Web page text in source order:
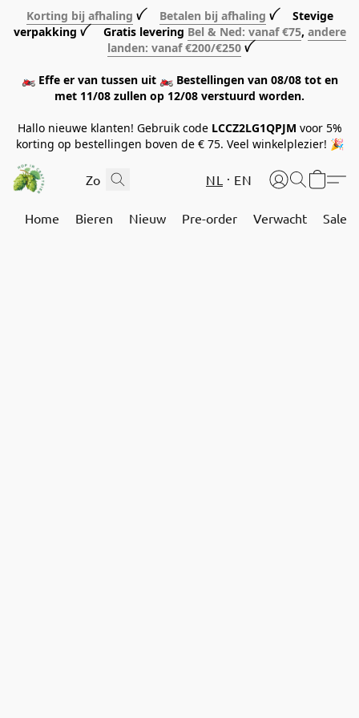
Korting bij afhaling ꪜ Betalen bij afhaling ꪜ Stevige
verpakking ꪜ Gratis levering Bel & Ned: vanaf €75, andere
landen: vanaf €200/€250 ꪜ
🏍️ Effe er van tussen uit 🏍️ Bestellingen van 08/08 tot en
met 11/08 zullen op 12/08 verstuurd worden.
Hallo nieuwe klanten! Gebruik code LCCZ2LG1QPJM voor 5%
korting op bestellingen boven de € 75. Veel winkelplezier! 🎉
NL EN
Home Bieren Nieuw Pre-order Verwacht Sale